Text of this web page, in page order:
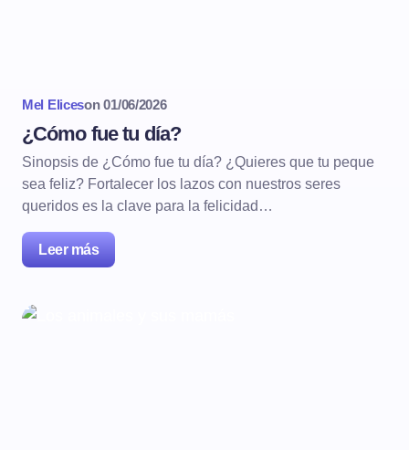
Mel Eliceson 01/06/2026
¿Cómo fue tu día?
Sinopsis de ¿Cómo fue tu día? ¿Quieres que tu peque
sea feliz? Fortalecer los lazos con nuestros seres
queridos es la clave para la felicidad…
Leer más